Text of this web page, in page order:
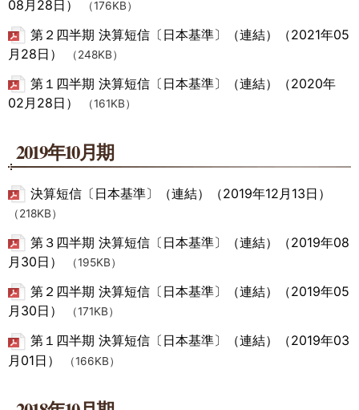
08月28日）
（176KB）
第２四半期 決算短信〔日本基準〕（連結）（2021年05
月28日）
（248KB）
第１四半期 決算短信〔日本基準〕（連結）（2020年
02月28日）
（161KB）
2019年10月期
決算短信〔日本基準〕（連結）（2019年12月13日）
（218KB）
第３四半期 決算短信〔日本基準〕（連結）（2019年08
月30日）
（195KB）
第２四半期 決算短信〔日本基準〕（連結）（2019年05
月30日）
（171KB）
第１四半期 決算短信〔日本基準〕（連結）（2019年03
月01日）
（166KB）